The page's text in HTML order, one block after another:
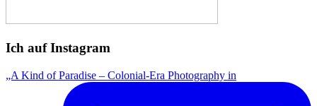
Ich auf Instagram
„A Kind of Paradise – Colonial-Era Photography in